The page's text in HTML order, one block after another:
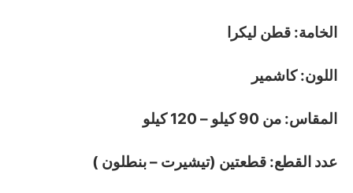
الخامة: قطن ليكرا
اللون: كاشمير
المقاس: من 90 كيلو – 120 كيلو
عدد القطع: قطعتين (تيشيرت – بنطلون )